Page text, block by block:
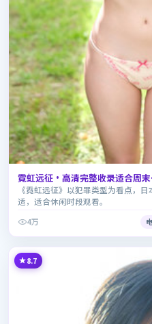
霓虹远征·高清完整收录适合周
《霓虹远征》以犯罪类型为看点，
适，适合休闲时段观看。
4万
8.7